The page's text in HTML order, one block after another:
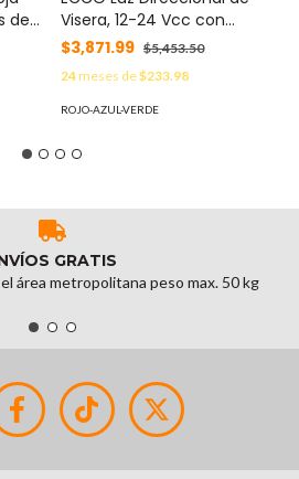
de
Visera, 12-24 Vcc con
enchufe vehicular, doble
MOD: ED5051VDL2RW
$3,871.99 $5,453.50
24meses de$233.98
ROJO-AZUL-VERDE
GRATIS
área metropolitana peso max. 50 kg